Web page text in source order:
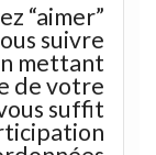
“aimer”
suivre
mettant
de votre
suffit